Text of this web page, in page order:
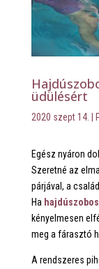
üdülésért
2020 szept 14.
Egész nyáron
Szeretné az
párjával, a
Ha
kényelmesen
meg a fárasztó
A rendszeres